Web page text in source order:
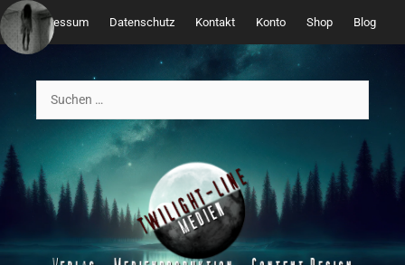
Zum
Inhalt
springen
Impressum Datenschutz Kontakt Konto Shop Blog
nach: